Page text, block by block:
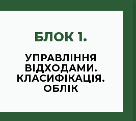
БЛОК 1.
УПРАВЛІННЯ
ВІДХОДАМИ.
КЛАСИФІКАЦІЯ.
ОБЛІК